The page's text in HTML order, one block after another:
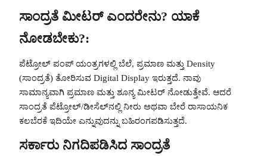
ಸಾಂದ್ರತೆ ಮೀಟರ್ ಎಂದರೇನು? ಯಾಕೆ
ನೋಡಬೇಕು?:
ಪೆಟ್ರೋಲ್ ಪಂಪ್ ಯಂತ್ರಗಳಲ್ಲಿ ಬೆಲೆ, ಪ್ರಮಾಣ ಮತ್ತು Density
(ಸಾಂದ್ರತೆ) ತೋರಿಸುವ Digital Display ಇರುತ್ತದೆ. ನಾವು
ಸಾಮಾನ್ಯವಾಗಿ ಪ್ರಮಾಣ ಮತ್ತು ಶೂನ್ಯ ಮೀಟರ್ ನೋಡುತ್ತೇವೆ. ಆದರೆ
ಸಾಂದ್ರತೆ ಪೆಟ್ರೋಲ್/ಡೀಸೆಲ್‌ನಲ್ಲಿ ನೀರು ಅಥವಾ ಬೇರೆ ರಾಸಾಯನಿಕ
ಕಲಬೆರಕೆ ಇದಿಯೇ ಎನ್ನುವುದನ್ನು ಬಹಿರಂಗಪಡಿಸುತ್ತದೆ.
ಸರ್ಕಾರು ನಿಗದಿಪಡಿಸಿದ ಸಾಂದ್ರತೆ